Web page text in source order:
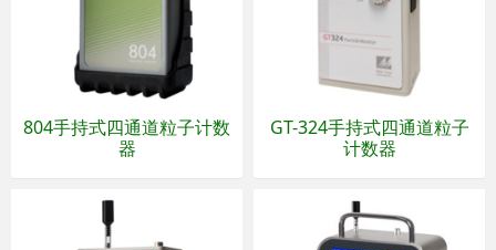
804手持式四通道粒子计数
器
GT-324手持式四通道粒子
计数器